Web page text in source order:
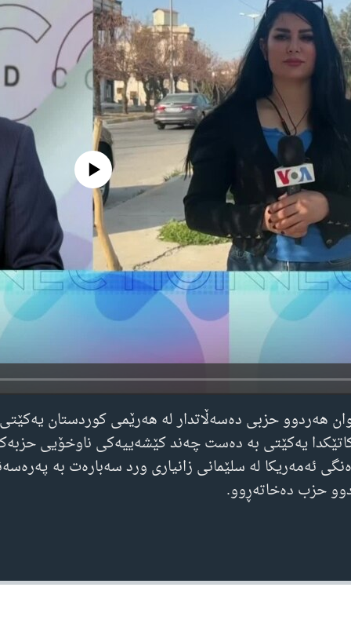
source currently available
هەردوو حزبی دەسەڵاتدار لە هەرێمی کوردستان
یەکێتی بە دەست چەند کێشەییەکی ناوخۆیی
ئەمەریکا لە سلێمانی زانیاری ورد سەبارەت بە
حزب دەخاتەڕوو.